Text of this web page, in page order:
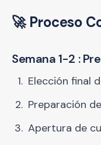
🚀 Proceso
Semana 1-2 :
Elección final
Preparación
Apertura de